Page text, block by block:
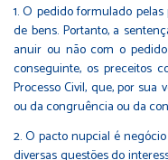
1. O pedido formulado
de bens. Portanto, a
anuir ou não com o
conseguinte, os preceitos
Processo Civil, que, por sua
ou da congruência ou da
2. O pacto nupcial é
diversas questões do